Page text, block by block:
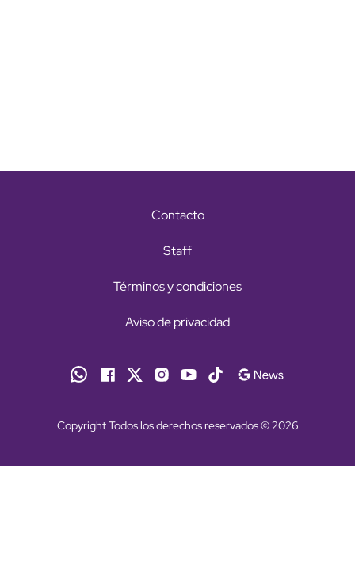
Contacto
Staff
Términos y condiciones
Aviso de privacidad
Copyright Todos los derechos reservados © 2026